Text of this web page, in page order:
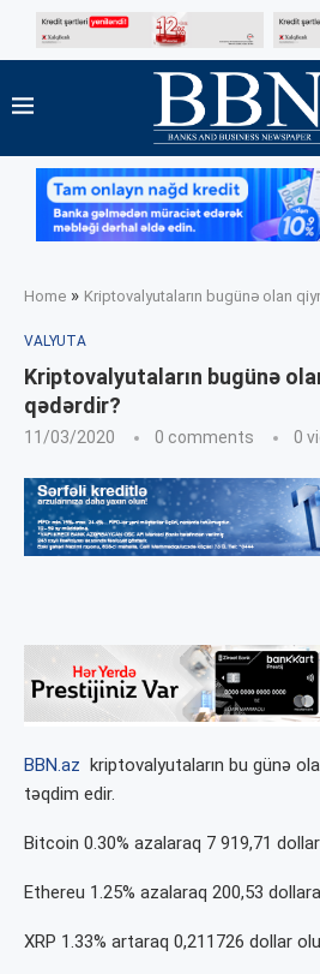
Home » Kriptovalyutaların bugünə olan
VALYUTA
Kriptovalyutaların bugünə
qədərdir?
11/03/2020 0 comments 0
BBN.az kriptovalyutaların bu günə
təqdim edir.
Bitcoin 0.30% azalaraq 7 919,71
Ethereu 1.25% azalaraq 200,53
XRP 1.33% artaraq 0,211726 dollar